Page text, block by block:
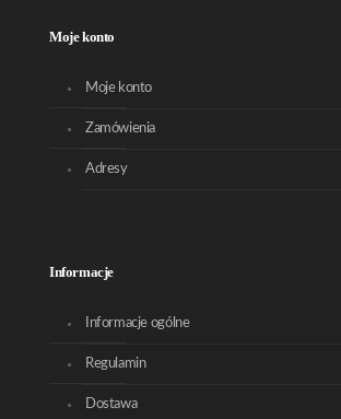
Moje konto
Moje konto
Zamówienia
Adresy
Informacje
Informacje ogólne
Regulamin
Dostawa